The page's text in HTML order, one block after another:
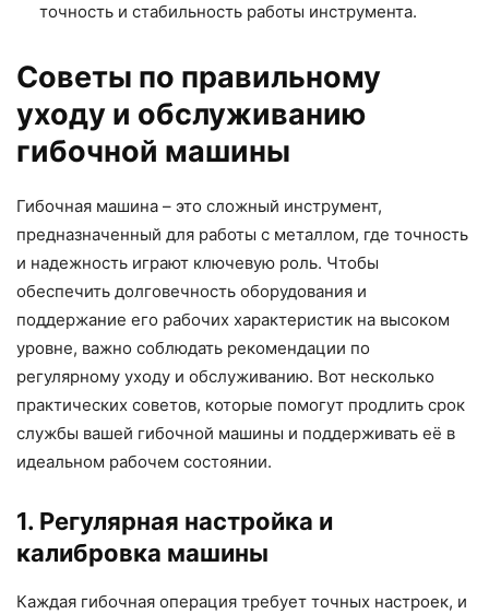
точность и стабильность работы инструмента.
Советы по правильному
уходу и обслуживанию
гибочной машины
Гибочная машина – это сложный инструмент,
предназначенный для работы с металлом, где точность
и надежность играют ключевую роль. Чтобы
обеспечить долговечность оборудования и
поддержание его рабочих характеристик на высоком
уровне, важно соблюдать рекомендации по
регулярному уходу и обслуживанию. Вот несколько
практических советов, которые помогут продлить срок
службы вашей гибочной машины и поддерживать её в
идеальном рабочем состоянии.
1. Регулярная настройка и
калибровка машины
Каждая гибочная операция требует точных настроек, и